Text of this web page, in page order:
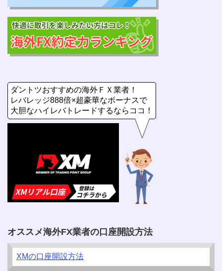
ダントツおすすめの海外ＦＸ業者！
レバレッジ888倍×超豪華なボーナスで
大胆なハイレバトレードするならココ！
オススメ海外FX業者の口座開設方法
XMの口座開設方法